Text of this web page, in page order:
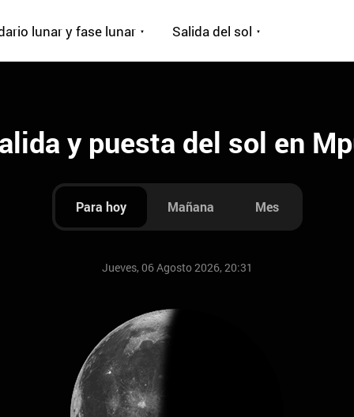
lunar y fase lunar Salida del sol
y puesta del sol en
Para hoy Mañana Mes
Jueves, 06 Agosto 2026, 20:31